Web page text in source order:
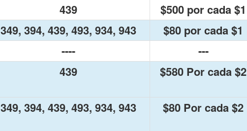
439
$500 por cada $1
349, 394, 439, 493, 934, 943
$80 por cada $1
----
---
439 $580 Por cada $2
349, 394, 439, 493, 934, 943 $80 Por cada $2